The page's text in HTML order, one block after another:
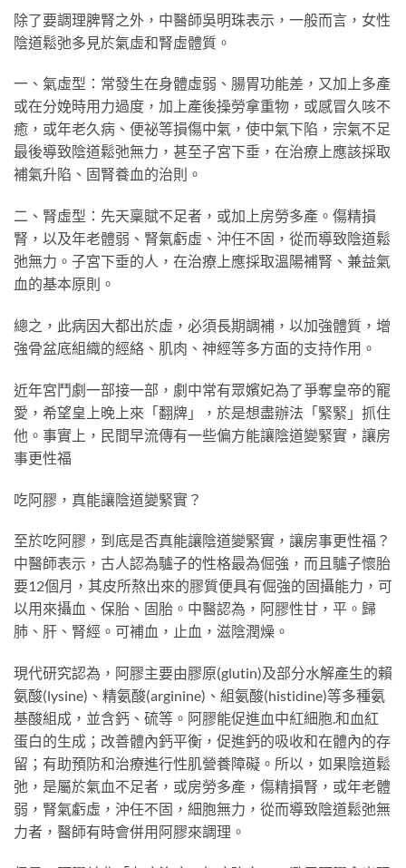
除了要調理脾腎之外，中醫師吳明珠表示，一般而言，女性
陰道鬆弛多見於氣虛和腎虛體質。
一、氣虛型：常發生在身體虛弱、腸胃功能差，又加上多產
或在分娩時用力過度，加上產後操勞拿重物，或感冒久咳不
癒，或年老久病、便祕等損傷中氣，使中氣下陷，宗氣不足
最後導致陰道鬆弛無力，甚至子宮下垂，在治療上應該採取
補氣升陷、固腎養血的治則。
二、腎虛型：先天稟賦不足者，或加上房勞多產。傷精損
腎，以及年老體弱、腎氣虧虛、沖任不固，從而導致陰道鬆
弛無力。子宮下垂的人，在治療上應採取溫陽補腎、兼益氣
血的基本原則。
總之，此病因大都出於虛，必須長期調補，以加強體質，增
強骨盆底組織的經絡、肌肉、神經等多方面的支持作用。
近年宮鬥劇一部接一部，劇中常有眾嬪妃為了爭奪皇帝的寵
愛，希望皇上晚上來「翻牌」，於是想盡辦法「緊緊」抓住
他。事實上，民間早流傳有一些偏方能讓陰道變緊實，讓房
事更性福
吃阿膠，真能讓陰道變緊實？
至於吃阿膠，到底是否真能讓陰道變緊實，讓房事更性福？
中醫師表示，古人認為驢子的性格最為倔強，而且驢子懷胎
要12個月，其皮所熬出來的膠質便具有倔強的固攝能力，可
以用來攝血、保胎、固胎。中醫認為，阿膠性甘，平。歸
肺、肝、腎經。可補血，止血，滋陰潤燥。
現代研究認為，阿膠主要由膠原(glutin)及部分水解產生的賴
氨酸(lysine)、精氨酸(arginine)、組氨酸(histidine)等多種氨
基酸組成，並含鈣、硫等。阿膠能促進血中紅細胞.和血紅
蛋白的生成；改善體內鈣平衡，促進鈣的吸收和在體內的存
留；有助預防和治療進行性肌營養障礙。所以，如果陰道鬆
弛，是屬於氣血不足者，或房勞多產，傷精損腎，或年老體
弱，腎氣虧虛，沖任不固，細胞無力，從而導致陰道鬆弛無
力者，醫師有時會併用阿膠來調理。